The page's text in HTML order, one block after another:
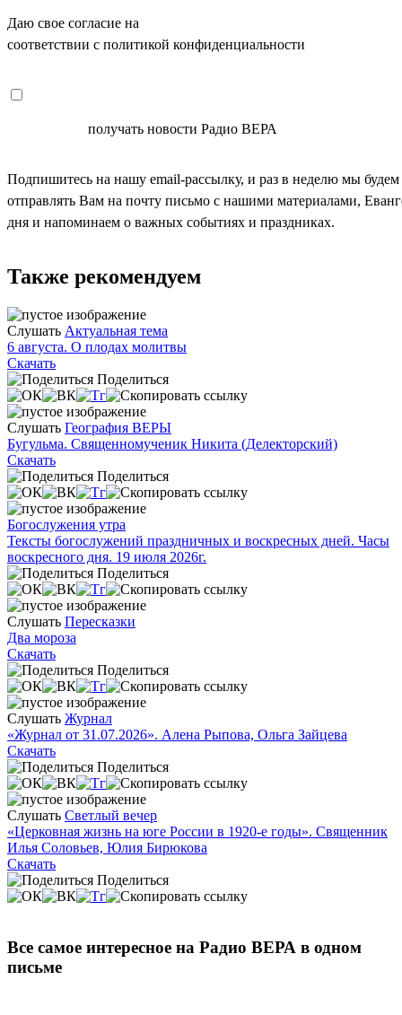
Даю свое согласие на
соответствии с политикой конфиденциальности
получать новости Радио ВЕРА
Подпишитесь на нашу email-рассылку, и раз в неделю мы будем
отправлять Вам на почту письмо с нашими материалами,
дня и напоминаем о важных событиях и праздниках.
Также рекомендуем
Слушать Актуальная тема
6 августа. О плодах молитвы
Скачать
Поделиться
Слушать География ВЕРЫ
Бугульма. Священномученик Никита (Делекторский)
Скачать
Поделиться
Богослужения утра
Тексты богослужений праздничных и воскресных дней. Часы
воскресного дня. 19 июля 2026г.
Поделиться
Слушать Пересказки
Два мороза
Скачать
Поделиться
Слушать Журнал
«Журнал от 31.07.2026». Алена Рыпова, Ольга Зайцева
Скачать
Поделиться
Слушать Светлый вечер
«Церковная жизнь на юге России в 1920-е годы». Священник
Илья Соловьев, Юлия Бирюкова
Скачать
Поделиться
Все самое интересное на Радио ВЕРА в одном
письме